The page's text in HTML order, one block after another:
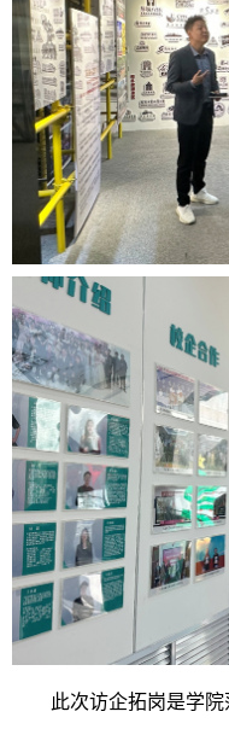
此次访企拓岗是学